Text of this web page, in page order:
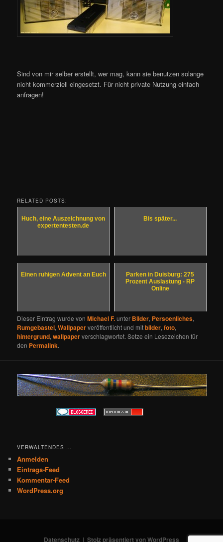
Sind von mir selber erstellt, wer mag, kann sie benutzen solange
nicht kommerziell eingesetzt. Für nicht private Nutzung einfach
anfragen!
RELATED POSTS:
Huch, eine Auszeichnung von
expertentesten.de
Bis später...
Einen ruhigen Advent an Euch
Parken in Duisburg: 275
Prozent Auslastung - RP
Online
Dieser Eintrag wurde vonMichael F.unter Bilder, Persoenliches,
Rumgebastel,Wallpaperveröffentlicht und mitbilder,foto,
hintergrund,wallpaperverschlagwortet. Setze ein Lesezeichen für
den Permalink.
VERWALTENDES …
Anmelden
Eintrags-Feed
Kommentar-Feed
WordPress.org
Datenschutz Stolz präsentiert von WordPress